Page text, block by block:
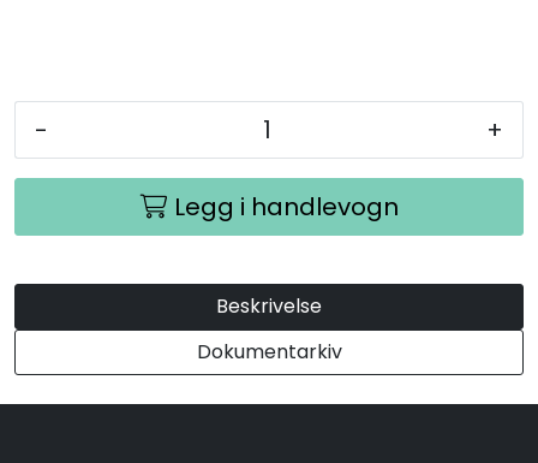
- +
Legg i handlevogn
Beskrivelse
Dokumentarkiv